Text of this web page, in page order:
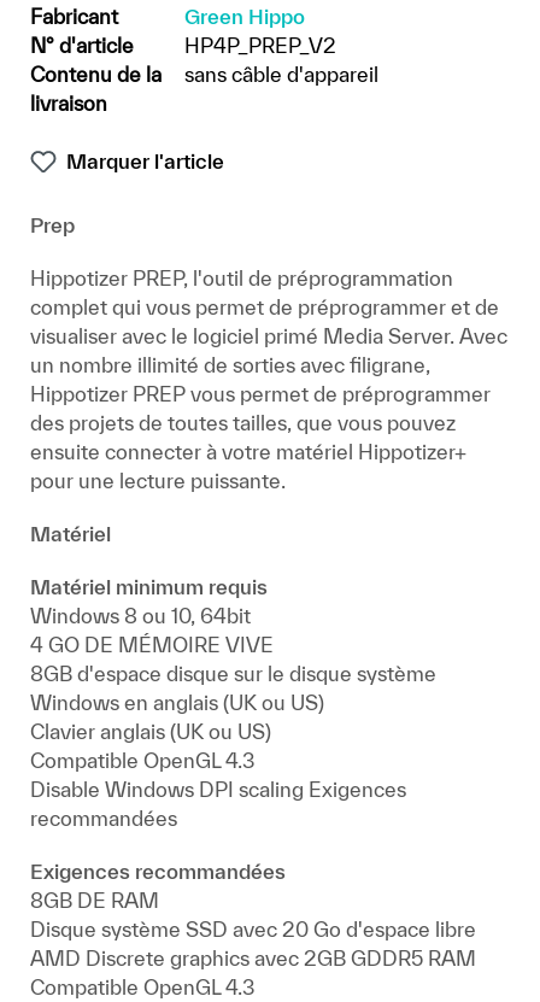
Fabricant
Green Hippo
N° d'article
HP4P_PREP_V2
Contenu de la
livraison
sans câble d'appareil
Marquer l'article
Prep
Hippotizer PREP, l'outil de préprogrammation
complet qui vous permet de préprogrammer et de
visualiser avec le logiciel primé Media Server. Avec
un nombre illimité de sorties avec filigrane,
Hippotizer PREP vous permet de préprogrammer
des projets de toutes tailles, que vous pouvez
ensuite connecter à votre matériel Hippotizer+
pour une lecture puissante.
Matériel
Matériel minimum requis
Windows 8 ou 10, 64bit
4 GO DE MÉMOIRE VIVE
8GB d'espace disque sur le disque système
Windows en anglais (UK ou US)
Clavier anglais (UK ou US)
Compatible OpenGL 4.3
Disable Windows DPI scaling Exigences
recommandées
Exigences recommandées
8GB DE RAM
Disque système SSD avec 20 Go d'espace libre
AMD Discrete graphics avec 2GB GDDR5 RAM
Compatible OpenGL 4.3